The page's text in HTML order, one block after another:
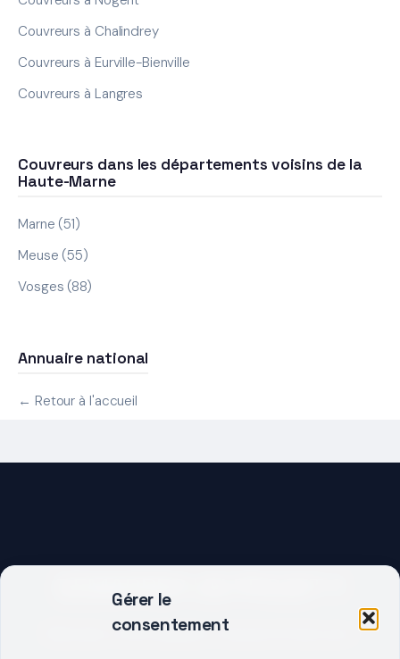
Gérer le
consentement
Couvreurs à Chalindrey
Couvreurs à Eurville-Bienville
Couvreurs à Langres
Couvreurs dans les départements voisins de la
Haute-Marne
Marne (51)
Meuse (55)
Vosges (88)
Annuaire national
← Retour à l'accueil
DEMARRER UN PROJET ?
Décrivez votre besoin, trouvez le bon pro.